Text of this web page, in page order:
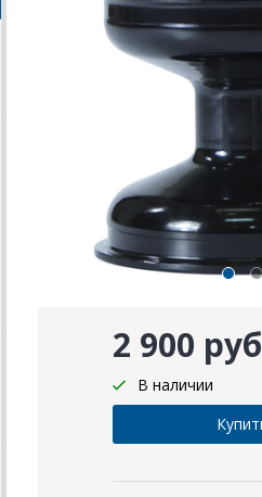
2 900
В наличии